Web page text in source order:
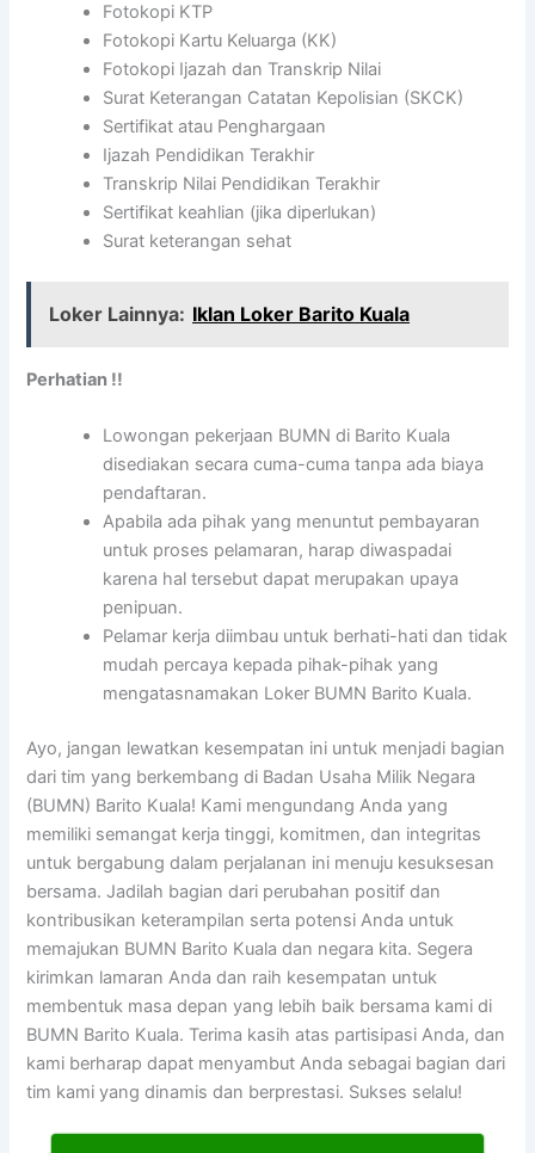
Fotokopi KTP
Fotokopi Kartu Keluarga (KK)
Fotokopi Ijazah dan Transkrip Nilai
Surat Keterangan Catatan Kepolisian (SKCK)
Sertifikat atau Penghargaan
Ijazah Pendidikan Terakhir
Transkrip Nilai Pendidikan Terakhir
Sertifikat keahlian (jika diperlukan)
Surat keterangan sehat
Loker Lainnya: Iklan Loker Barito Kuala
Perhatian !!
Lowongan pekerjaan BUMN di Barito Kuala
disediakan secara cuma-cuma tanpa ada biaya
pendaftaran.
Apabila ada pihak yang menuntut pembayaran
untuk proses pelamaran, harap diwaspadai
karena hal tersebut dapat merupakan upaya
penipuan.
Pelamar kerja diimbau untuk berhati-hati dan tidak
mudah percaya kepada pihak-pihak yang
mengatasnamakan Loker BUMN Barito Kuala.
Ayo, jangan lewatkan kesempatan ini untuk menjadi bagian
dari tim yang berkembang di Badan Usaha Milik Negara
(BUMN) Barito Kuala! Kami mengundang Anda yang
memiliki semangat kerja tinggi, komitmen, dan integritas
untuk bergabung dalam perjalanan ini menuju kesuksesan
bersama. Jadilah bagian dari perubahan positif dan
kontribusikan keterampilan serta potensi Anda untuk
memajukan BUMN Barito Kuala dan negara kita. Segera
kirimkan lamaran Anda dan raih kesempatan untuk
membentuk masa depan yang lebih baik bersama kami di
BUMN Barito Kuala. Terima kasih atas partisipasi Anda, dan
kami berharap dapat menyambut Anda sebagai bagian dari
tim kami yang dinamis dan berprestasi. Sukses selalu!